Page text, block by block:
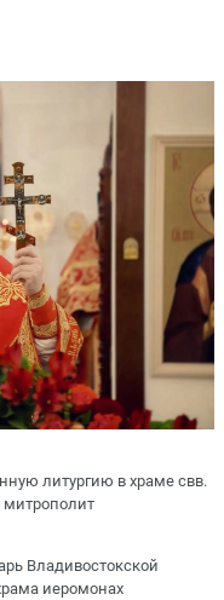
литургию в храме свв.
митрополит
Владивостокской
иеромонах